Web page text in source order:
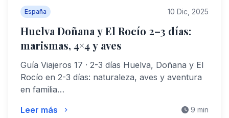
España 10 Dic, 2025
Huelva Doñana y El Rocío 2–3 días:
marismas, 4×4 y aves
Guía Viajeros 17 · 2-3 días Huelva, Doñana y El
Rocío en 2-3 días: naturaleza, aves y aventura
en familia…
Leer más
9 min